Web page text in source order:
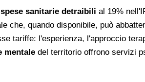
spese sanitarie detraibili al 19%
che, quando disponibile, può
tariffe: l'esperienza, l'approccio
mentale del territorio offrono servizi